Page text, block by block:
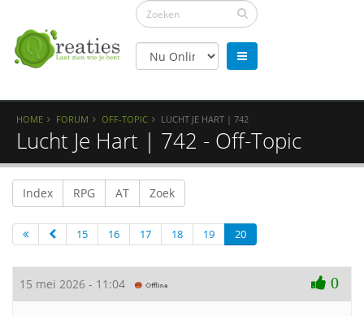
HOME FORUM OFF-TOPIC LUCHT JE HART | 742
Lucht Je Hart | 742 - Off-Topic
Index RPG AT Zoek
15 16 17 18 19 20
15 mei 2026 - 11:04 0